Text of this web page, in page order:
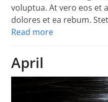
voluptua. At vero eos et
dolores et ea rebum.
Read more
April